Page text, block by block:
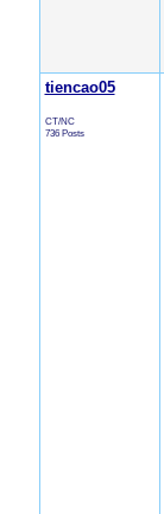
tiencao05
CT/NC
736 Posts